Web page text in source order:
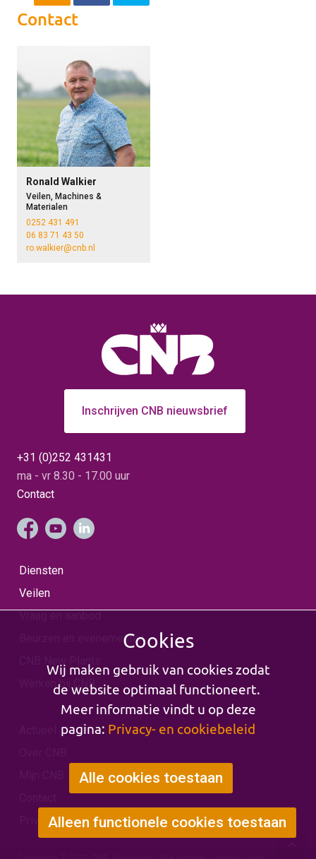
Contact
Ronald Walkier
Veilen, Machines &
Materialen
0252 431 491
06 83 71 43 50
ro.walkier@cnb.nl
Inschrijven CNB nieuwsbrief
+31 (0)252 431431
ma - vr 8.30 - 17.00 uur
Contact
Diensten
Veilen
Beurzen en evenementen
Werken bij CNB
Privacy & Cookies
Cookies
Wij maken gebruik van cookies zodat
de website optimaal functioneert.
Meer informatie vindt u op deze
pagina: Privacy- en cookiebeleid
Alle cookies toestaan
Alleen functionele cookies toestaan